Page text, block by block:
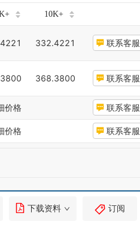
10K+
332.4221 联系客服
368.3800 联系客服
价格 联系客服
价格 联系客服
下载资料 订阅